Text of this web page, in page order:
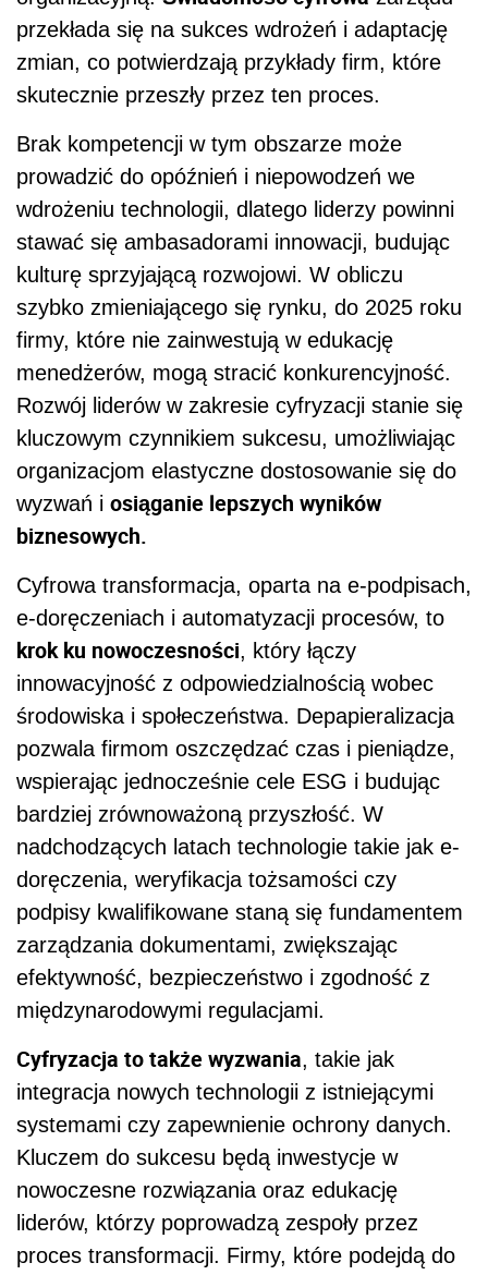
przekłada się na sukces wdrożeń i adaptację
zmian, co potwierdzają przykłady firm, które
skutecznie przeszły przez ten proces.
Brak kompetencji w tym obszarze może
prowadzić do opóźnień i niepowodzeń we
wdrożeniu technologii, dlatego liderzy powinni
stawać się ambasadorami innowacji, budując
kulturę sprzyjającą rozwojowi. W obliczu
szybko zmieniającego się rynku, do 2025 roku
firmy, które nie zainwestują w edukację
menedżerów, mogą stracić konkurencyjność.
Rozwój liderów w zakresie cyfryzacji stanie się
kluczowym czynnikiem sukcesu, umożliwiając
organizacjom elastyczne dostosowanie się do
wyzwań i osiąganie lepszych wyników
biznesowych.
Cyfrowa transformacja, oparta na e-podpisach,
e-doręczeniach i automatyzacji procesów, to
krok ku nowoczesności, który łączy
innowacyjność z odpowiedzialnością wobec
środowiska i społeczeństwa. Depapieralizacja
pozwala firmom oszczędzać czas i pieniądze,
wspierając jednocześnie cele ESG i budując
bardziej zrównoważoną przyszłość. W
nadchodzących latach technologie takie jak e-
doręczenia, weryfikacja tożsamości czy
podpisy kwalifikowane staną się fundamentem
zarządzania dokumentami, zwiększając
efektywność, bezpieczeństwo i zgodność z
międzynarodowymi regulacjami.
Cyfryzacja to także wyzwania, takie jak
integracja nowych technologii z istniejącymi
systemami czy zapewnienie ochrony danych.
Kluczem do sukcesu będą inwestycje w
nowoczesne rozwiązania oraz edukację
liderów, którzy poprowadzą zespoły przez
proces transformacji. Firmy, które podejdą do